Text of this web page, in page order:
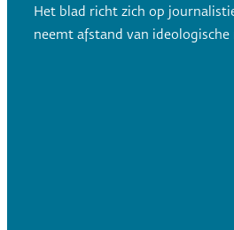
Het blad richt zich op
neemt afstand van